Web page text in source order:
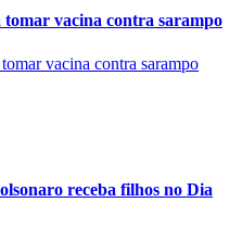
vacina contra sarampo
receba filhos no Dia